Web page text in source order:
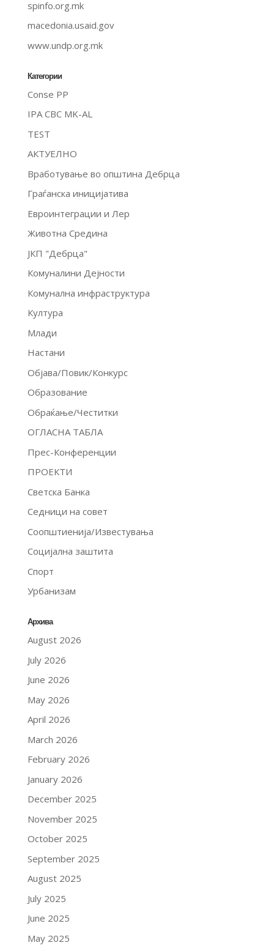
spinfo.org.mk
macedonia.usaid.gov
www.undp.org.mk
Категории
Conse PP
IPA CBC MK-AL
TEST
АКТУЕЛНО
Вработување во општина Дебрца
Граѓанска иницијатива
Евроинтеграции и Лер
Животна Средина
ЈКП "Дебрца"
Комуналини Дејности
Комунална инфраструктура
Култура
Млади
Настани
Објава/Повик/Конкурс
Образование
Обраќање/Честитки
ОГЛАСНА ТАБЛА
Прес-Конференции
ПРОЕКТИ
Светска Банка
Седници на совет
Соопштиенија/Известувања
Социјална заштита
Спорт
Урбанизам
Архива
August 2026
July 2026
June 2026
May 2026
April 2026
March 2026
February 2026
January 2026
December 2025
November 2025
October 2025
September 2025
August 2025
July 2025
June 2025
May 2025